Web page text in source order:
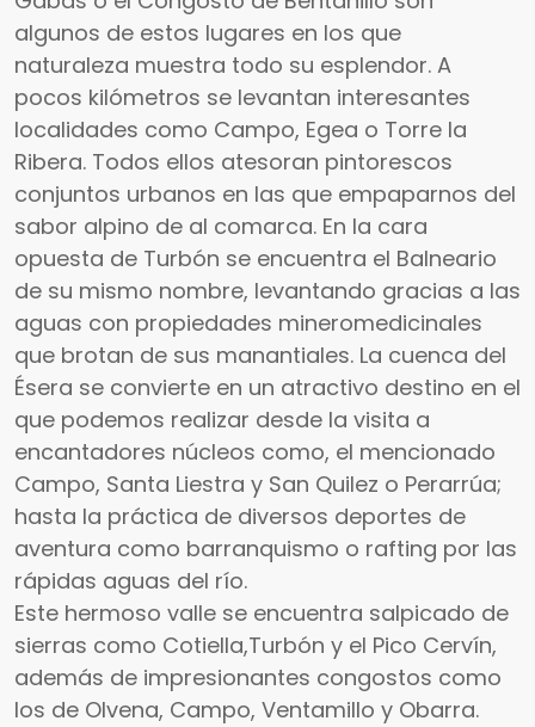
algunos de estos lugares en los que
naturaleza muestra todo su esplendor. A
pocos kilómetros se levantan interesantes
localidades como Campo, Egea o Torre la
Ribera. Todos ellos atesoran pintorescos
conjuntos urbanos en las que empaparnos del
sabor alpino de al comarca. En la cara
opuesta de Turbón se encuentra el Balneario
de su mismo nombre, levantando gracias a las
aguas con propiedades mineromedicinales
que brotan de sus manantiales. La cuenca del
Ésera se convierte en un atractivo destino en el
que podemos realizar desde la visita a
encantadores núcleos como, el mencionado
Campo, Santa Liestra y San Quilez o Perarrúa;
hasta la práctica de diversos deportes de
aventura como barranquismo o rafting por las
rápidas aguas del río.
Este hermoso valle se encuentra salpicado de
sierras como Cotiella,Turbón y el Pico Cervín,
además de impresionantes congostos como
los de Olvena, Campo, Ventamillo y Obarra.